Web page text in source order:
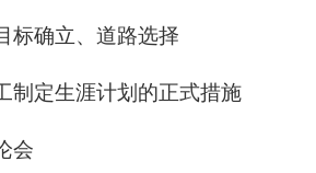
确立、道路选择
定生涯计划的正式措施
会